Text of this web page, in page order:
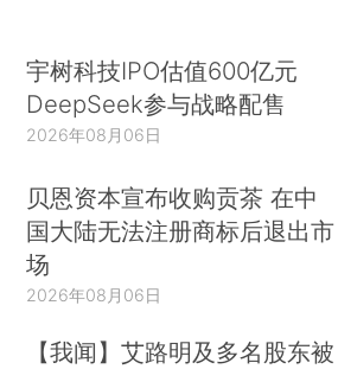
宇树科技IPO估值600亿元
DeepSeek参与战略配售
2026年08月06日
贝恩资本宣布收购贡茶 在中
国大陆无法注册商标后退出市
场
2026年08月06日
【我闻】艾路明及多名股东被